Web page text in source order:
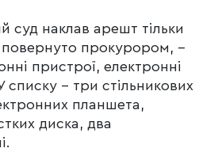
суд наклав арешт тільки
прокурором, –
пристрої, електронні
списку – три стільникових
планшета,
диска, два